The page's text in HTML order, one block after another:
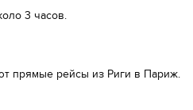
3 часов.
прямые рейсы из Риги в Париж.